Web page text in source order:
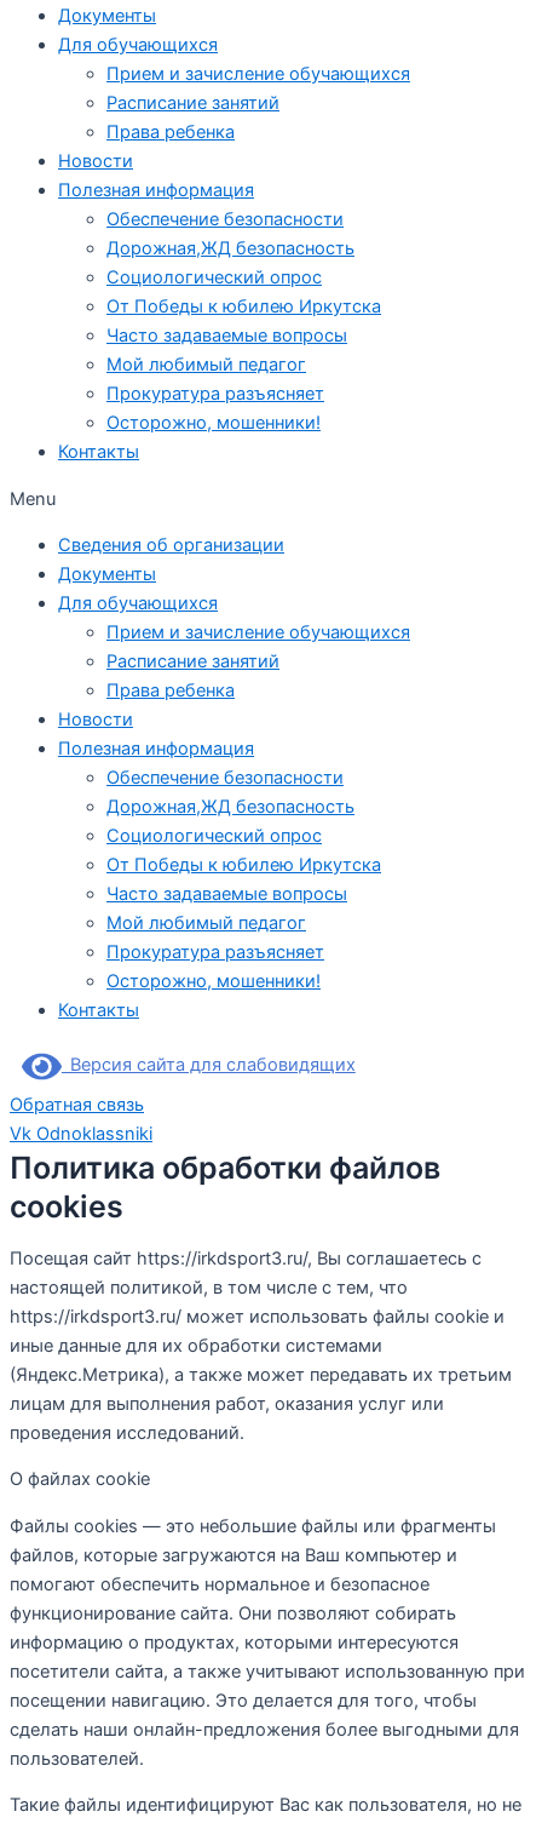
Документы
Для обучающихся
Прием и зачисление обучающихся
Расписание занятий
Права ребенка
Новости
Полезная информация
Обеспечение безопасности
Дорожная,ЖД безопасность
Социологический опрос
От Победы к юбилею Иркутска
Часто задаваемые вопросы
Мой любимый педагог
Прокуратура разъясняет
Осторожно, мошенники!
Контакты
Menu
Сведения об организации
Документы
Для обучающихся
Прием и зачисление обучающихся
Расписание занятий
Права ребенка
Новости
Полезная информация
Обеспечение безопасности
Дорожная,ЖД безопасность
Социологический опрос
От Победы к юбилею Иркутска
Часто задаваемые вопросы
Мой любимый педагог
Прокуратура разъясняет
Осторожно, мошенники!
Контакты
Версия сайта для слабовидящих
Обратная связь
Vk Odnoklassniki
Политика обработки файлов
cookies
Посещая сайт https://irkdsport3.ru/, Вы соглашаетесь с
настоящей политикой, в том числе с тем, что
https://irkdsport3.ru/ может использовать файлы cookie и
иные данные для их обработки системами
(Яндекс.Метрика), а также может передавать их третьим
лицам для выполнения работ, оказания услуг или
проведения исследований.
О файлах cookie
Файлы cookies — это небольшие файлы или фрагменты
файлов, которые загружаются на Ваш компьютер и
помогают обеспечить нормальное и безопасное
функционирование сайта. Они позволяют собирать
информацию о продуктах, которыми интересуются
посетители сайта, а также учитывают использованную при
посещении навигацию. Это делается для того, чтобы
сделать наши онлайн-предложения более выгодными для
пользователей.
Такие файлы идентифицируют Вас как пользователя, но не